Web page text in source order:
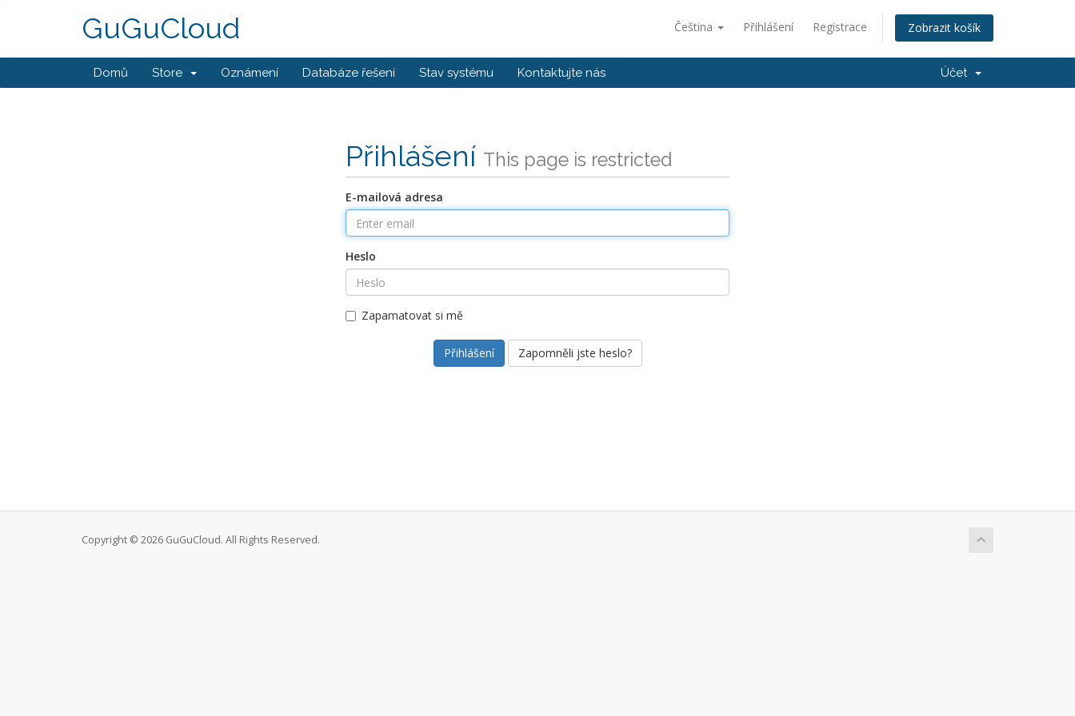
Čeština Přihlášení Registrace Zobrazit košík
GuGuCloud
Domů Store Oznámení Databáze řešení Stav systému Kontaktujte nás Účet
Přihlášení This page is restricted
E-mailová adresa
Heslo
Zapamatovat si mě
Zapomněli jste heslo?
Copyright © 2026 GuGuCloud. All Rights Reserved.